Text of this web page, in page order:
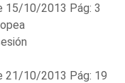
15/10/2013 Pág: 3
21/10/2013 Pág: 19